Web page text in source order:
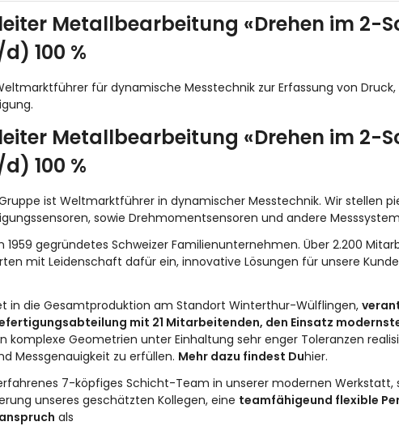
Metallbearbeitung «Drehen im 2-
100 %
für dynamische Messtechnik zur Erfassung von
Metallbearbeitung «Drehen im 2-
100 %
ist Weltmarktführer in dynamischer Messtechnik. Wir stellen
, sowie Drehmomentsensoren und andere
1959 gegründetes Schweizer Familienunternehmen. Über 2.200
mit Leidenschaft dafür ein, innovative Lösungen für unsere
in die Gesamtproduktion am Standort Winterthur-Wülflingen,
mit 21 Mitarbeitenden, den Einsatz
komplexe Geometrien unter Einhaltung sehr enger Toleranzen
Messgenauigkeit zu erfüllen. Mehr dazu findest Duhier.
7-köpfiges Schicht-Team in unserer modernen
unseres geschätzten Kollegen, eine teamfähigeund flexible
als